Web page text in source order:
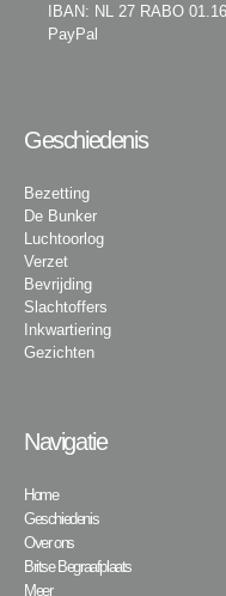
IBAN: NL 27 RABO
PayPal
Geschiedenis
Bezetting
De Bunker
Luchtoorlog
Verzet
Bevrijding
Slachtoffers
Inkwartiering
Gezichten
Navigatie
Home
Geschiedenis
Over ons
Britse Begraafplaats
Meer